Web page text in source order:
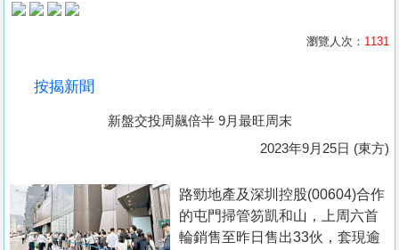
產
置
業
瀏覽人次： 1131
按揭新聞
新盤交投周飆倍半 9月最旺周末
2023年9月25日 (東方)
路勁地產及深圳控股(00604)合作
的屯門掃管笏凱和山，上周六首
輪銷售至昨日售出33伙，套現逾